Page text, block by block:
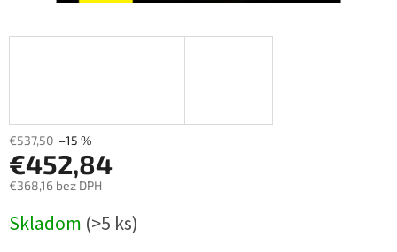
€537,50 –15 %
€452,84
€368,16 bez DPH
cena:
Skladom (>5 ks)